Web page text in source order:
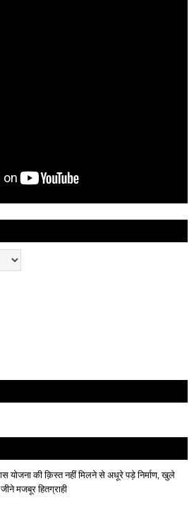
योजना की क़िस्त नहीं मिलने से अधूरे पड़े निर्माण, खुले
मजबूर हितग्राही